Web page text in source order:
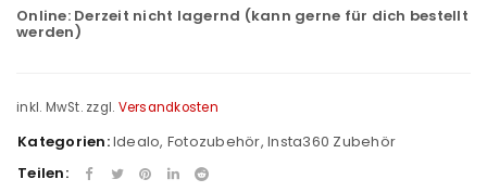
Online: Derzeit nicht lagernd (kann gerne für dich bestellt
werden)
inkl. MwSt. zzgl. Versandkosten
Kategorien:Idealo, Fotozubehör, Insta360 Zubehör
Teilen: